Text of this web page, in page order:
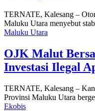
TERNATE, Kalesang –
Maluku Utara menyebut
Maluku Utara
OJK Malut
Investasi Ilegal
TERNATE, Kalesang –
Provinsi Maluku Utara
Ekobis